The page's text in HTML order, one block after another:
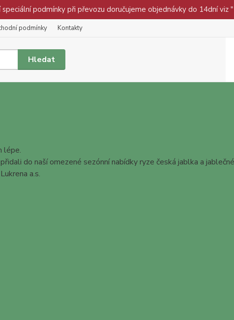
podmínky při převozu doručujeme objednávky do 14dní viz
podmínky Kontakty
Hledat
lépe.
do naší omezené sezónní nabídky ryze česká jablka a
a.s.